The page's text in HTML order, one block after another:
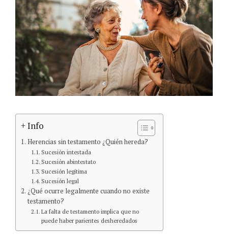
+ Info
Herencias sin testamento ¿Quién hereda?
Sucesión intestada
Sucesión abintestato
Sucesión legítima
Sucesión legal
¿Qué ocurre legalmente cuando no existe
testamento?
La falta de testamento implica que no
puede haber parientes desheredados